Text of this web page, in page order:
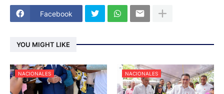
Facebook
YOU MIGHT LIKE
NACIONALES NACIONALES